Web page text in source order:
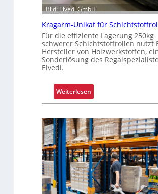
e
n
k
o
m
p
x
e
i
s
t
a
l
s
F
Bild: Elvedi GmbH
Kragarm-Unikat für
Für die effiziente Lagerung 250kg
schwerer Schichtstoffrollen nutzt
Hersteller von Holzwerkstoffen,
Sonderlösung des
Elvedi.
Weiterlesen:
K
a
g
a
r
m
-
U